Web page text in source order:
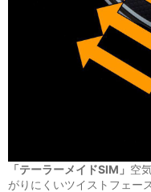
「テーラーメイドSIM」 空
がりにくいツイストフェー